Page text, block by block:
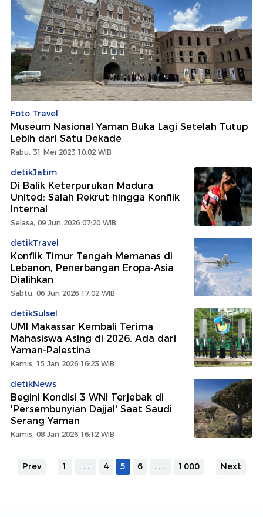
Foto Travel
Museum Nasional Yaman Buka Lagi Setelah Tutup
Lebih dari Satu Dekade
Rabu, 31 Mei 2023 10:02 WIB
detikJatim
Di Balik Keterpurukan Madura
United: Salah Rekrut hingga Konflik
Internal
Selasa, 09 Jun 2026 07:20 WIB
detikTravel
Konflik Timur Tengah Memanas di
Lebanon, Penerbangan Eropa-Asia
Dialihkan
Sabtu, 06 Jun 2026 17:02 WIB
detikSulsel
UMI Makassar Kembali Terima
Mahasiswa Asing di 2026, Ada dari
Yaman-Palestina
Kamis, 15 Jan 2026 16:23 WIB
detikNews
Begini Kondisi 3 WNI Terjebak di
'Persembunyian Dajjal' Saat Saudi
Serang Yaman
Kamis, 08 Jan 2026 16:12 WIB
Prev 1 ... 4 5 6 ... 1000 Next